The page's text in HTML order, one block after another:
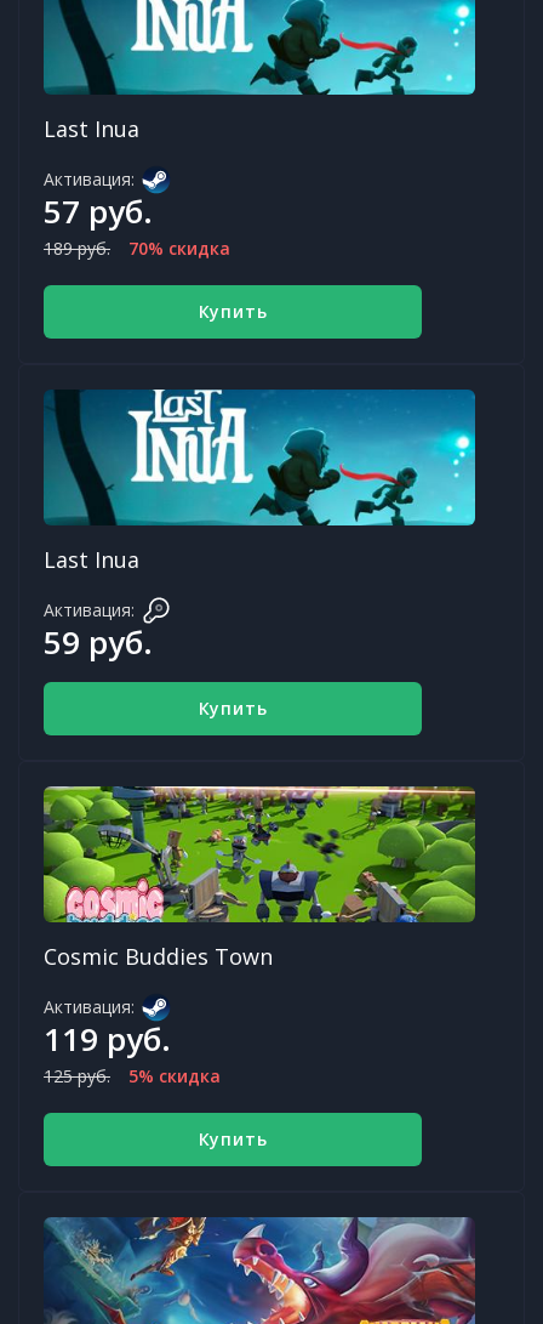
Last Inua
Активация:
57 руб.
189 руб. 70% скидка
Купить
Last Inua
Активация:
59 руб.
Купить
Cosmic Buddies Town
Активация:
119 руб.
125 руб. 5% скидка
Купить